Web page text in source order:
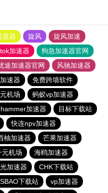
度器 旋风
旋风加速
加速器
狗急加速器官网
途加速器官网
风驰加速器
速器
免费跨墙软件
机场
蚂蚁vp加速器
hammer加速器
目标下载站
快连npv加速器
柚加速器
芒果加速器
元机场
海鸥加速器
加速器
CHK下载站
下载站
vp加速器